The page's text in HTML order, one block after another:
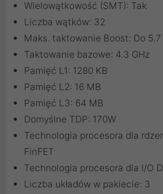
Wielowątkowość (SMT): Tak
Liczba wątków: 32
Maks. taktowanie Boost: Do 5.7
Taktowanie bazowe: 4.3 GHz
Pamięć L1: 1280 KB
Pamięć L2: 16 MB
Pamięć L3: 64 MB
Domyślne TDP: 170W
Technologia procesora dla
FinFET
Technologia procesora dla I/O
Liczba układów w pakiecie: 3